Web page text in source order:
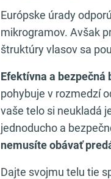
Európske úrady
mikrogramov. Avšak
štruktúry vlasov sa
Efektívna a bezpečná
pohybuje v rozmedzí
vaše telo si neukladá
jednoducho a
nemusíte obávať
Dajte svojmu telu tie